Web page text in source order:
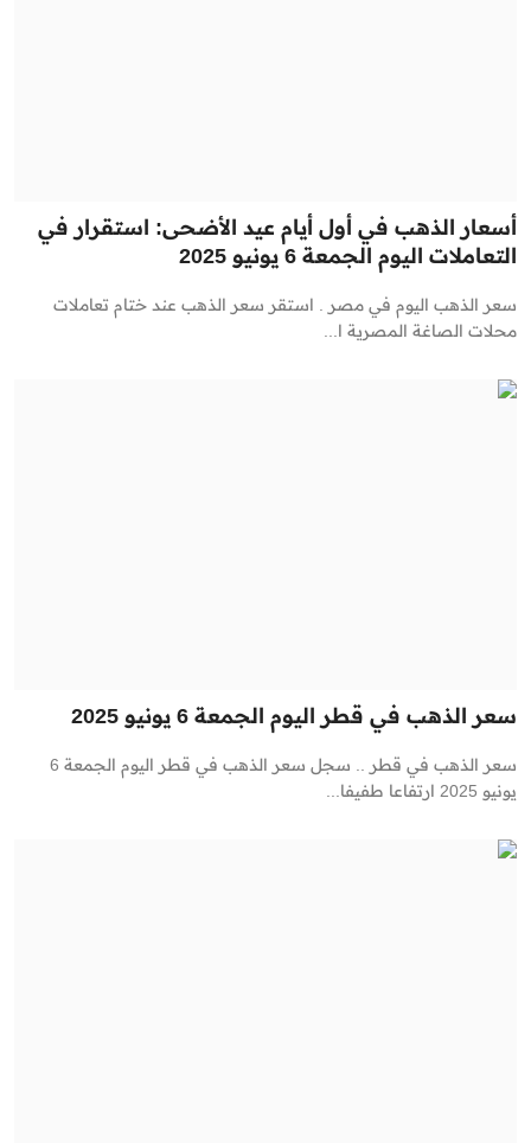
أسعار الذهب في أول أيام عيد الأضحى: استقرار في
التعاملات اليوم الجمعة 6 يونيو 2025
سعر الذهب اليوم في مصر . استقر سعر الذهب عند ختام تعاملات
محلات الصاغة المصرية ا...
سعر الذهب في قطر اليوم الجمعة 6 يونيو 2025
سعر الذهب في قطر .. سجل سعر الذهب في قطر اليوم الجمعة 6
يونيو 2025 ارتفاعا طفيفا...